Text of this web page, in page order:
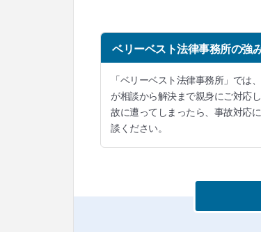
ベリーベスト法律事務所の強
「ベリーベスト法律事務所」では
が相談から解決まで親身にご対応
故に遭ってしまったら、事故対応
談ください。